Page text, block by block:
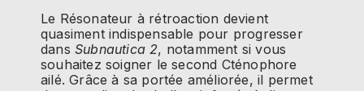
Le Résonateur à rétroaction devient
quasiment indispensable pour progresser
dans Subnautica 2, notamment si vous
souhaitez soigner le second Cténophore
ailé. Grâce à sa portée améliorée, il permet